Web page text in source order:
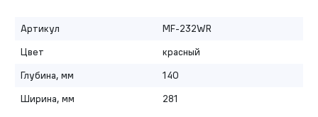
Артикул
MF-232WR
Цвет
красный
Глубина, мм
140
Ширина, мм
281